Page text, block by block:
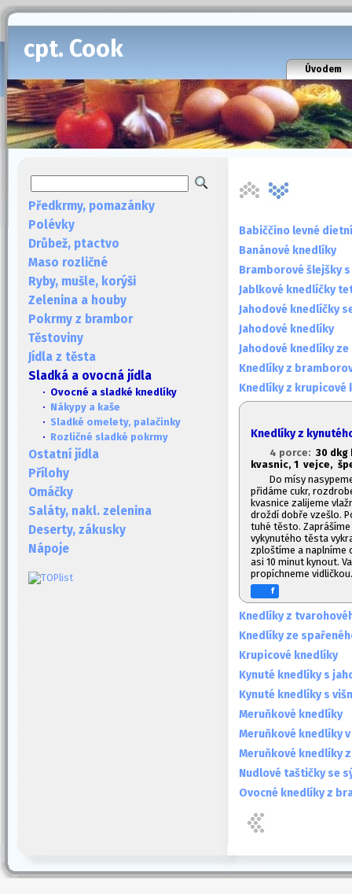
cpt. Cook
Úvodem
Předkrmy, pomazánky
Polévky
Drůbež, ptactvo
Maso rozličné
Ryby, mušle, korýši
Zelenina a houby
Pokrmy z brambor
Těstoviny
Jídla z těsta
Sladká a ovocná jídla
· Ovocné a sladké knedlíky
· Nákypy a kaše
· Sladké omelety, palačinky
· Rozličné sladké pokrmy
Ostatní jídla
Přílohy
Omáčky
Saláty, nakl. zelenina
Deserty, zákusky
Nápoje
Babiččino levné
Banánové knedlíky
Bramborové šlejšky
Jablkové knedlíčky
Jahodové knedlíčky
Jahodové knedlíky
Jahodové knedlíky
Knedlíky z
Knedlíky z krupicové
Knedlíky z
4 porce: 30 dkg
kvasnic, 1 vejce,
Do mísy
přidáme cukr,
kvasnice zalijeme
droždí dobře vzešlo.
tuhé těsto.
vykynutého těsta
zploštíme a naplníme
asi 10 minut kynout.
propíchneme vidličkou.
f
Knedlíky z
Knedlíky ze
Krupicové knedlíky
Kynuté knedlíky s
Kynuté knedlíky s
Meruňkové knedlíky
Meruňkové knedlíky
Meruňkové knedlíky
Nudlové taštičky se
Ovocné knedlíky z